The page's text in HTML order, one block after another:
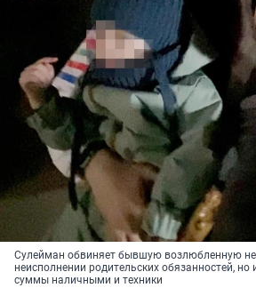
Сулейман обвиняет бывшую возлюбленную не
неисполнении родительских обязанностей, но
суммы наличными и техники